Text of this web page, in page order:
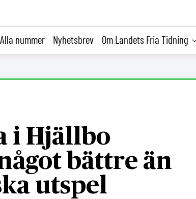
Alla nummer Nyhetsbrev Om Landets Fria Tidning
i Hjällbo
bättre än
utspel